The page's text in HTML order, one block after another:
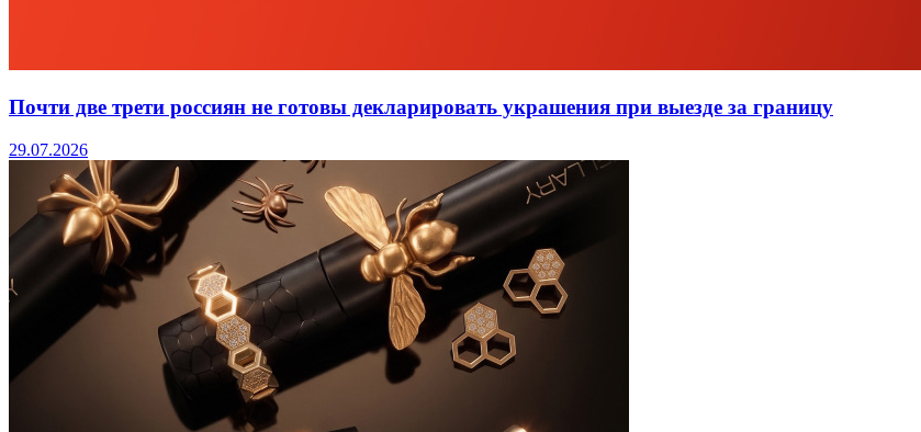
Почти две трети россиян не готовы декларировать украшения при выезде за границу
29.07.2026